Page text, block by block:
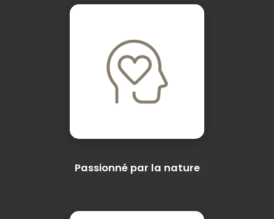
Passionné par la nature